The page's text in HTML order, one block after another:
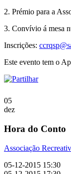
2. Prémio para a
3. Convívio á mesa
Inscrições:
Este evento tem o
05
dez
Hora do Conto
Associação
05-12-2015 15:30